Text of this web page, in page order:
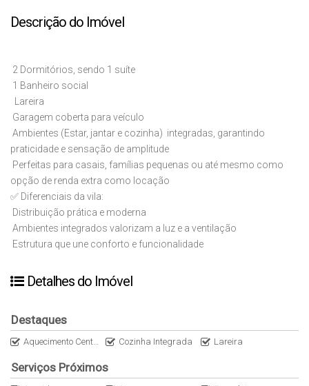
Descrição do Imóvel
2 Dormitórios, sendo 1 suíte
1 Banheiro social
Lareira
Garagem coberta para veículo
Ambientes (Estar, jantar e cozinha) integradas, garantindo
praticidade e sensação de amplitude
Perfeitas para casais, famílias pequenas ou até mesmo como
opção de renda extra como locação
✅ Diferenciais da vila:
Distribuição prática e moderna
Ambientes integrados valorizam a luz e a ventilação
Estrutura que une conforto e funcionalidade
Detalhes do Imóvel
Destaques
Aquecimento Central Cozinha Integrada Lareira
Serviços Próximos